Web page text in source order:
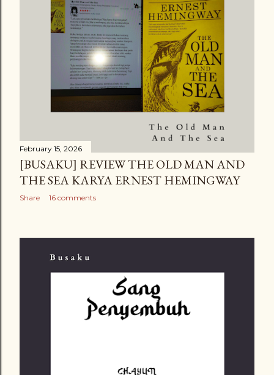
February 15, 2026
[BUSAKU] REVIEW THE OLD MAN AND
THE SEA KARYA ERNEST HEMINGWAY
Share 16 comments